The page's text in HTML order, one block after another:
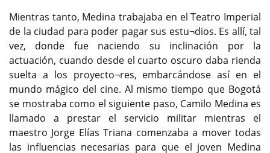
Mientras tanto, Medina trabajaba en el Teatro Imperial
de la ciudad para poder pagar sus estu¬dios. Es allí, tal
vez, donde fue naciendo su inclinación por la
actuación, cuando desde el cuarto oscuro daba rienda
suelta a los proyecto¬res, embarcándose así en el
mundo mágico del cine. Al mismo tiempo que Bogotá
se mostraba como el siguiente paso, Camilo Medina es
llamado a prestar el servicio militar mientras el
maestro Jorge Elías Triana comenzaba a mover todas
las influencias necesarias para que el joven Medina